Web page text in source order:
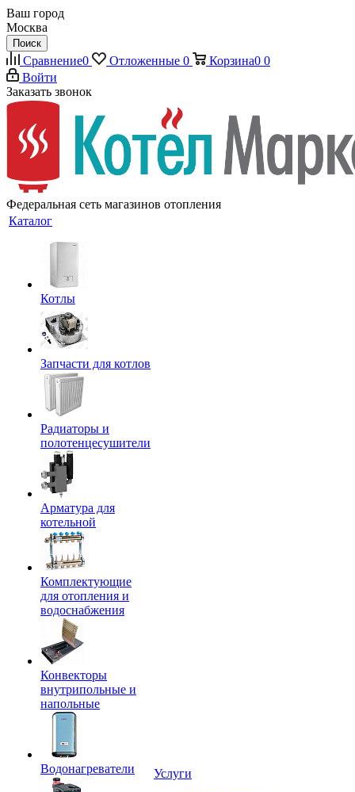
Ваш город
Москва
Поиск
Сравнение0 Отложенные 0 Корзина0 0
Войти
Заказать звонок
Федеральная сеть магазинов отопления
Каталог
Котлы
Запчасти для котлов
Радиаторы и
полотенцесушители
Арматура для
котельной
Комплектующие
для отопления и
водоснабжения
Конвекторы
внутрипольные и
напольные
Водонагреватели
Услуги